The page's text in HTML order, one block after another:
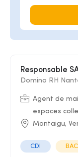
Responsable
Domino RH
Agent de
espaces
Montaigu,
CDI BAC